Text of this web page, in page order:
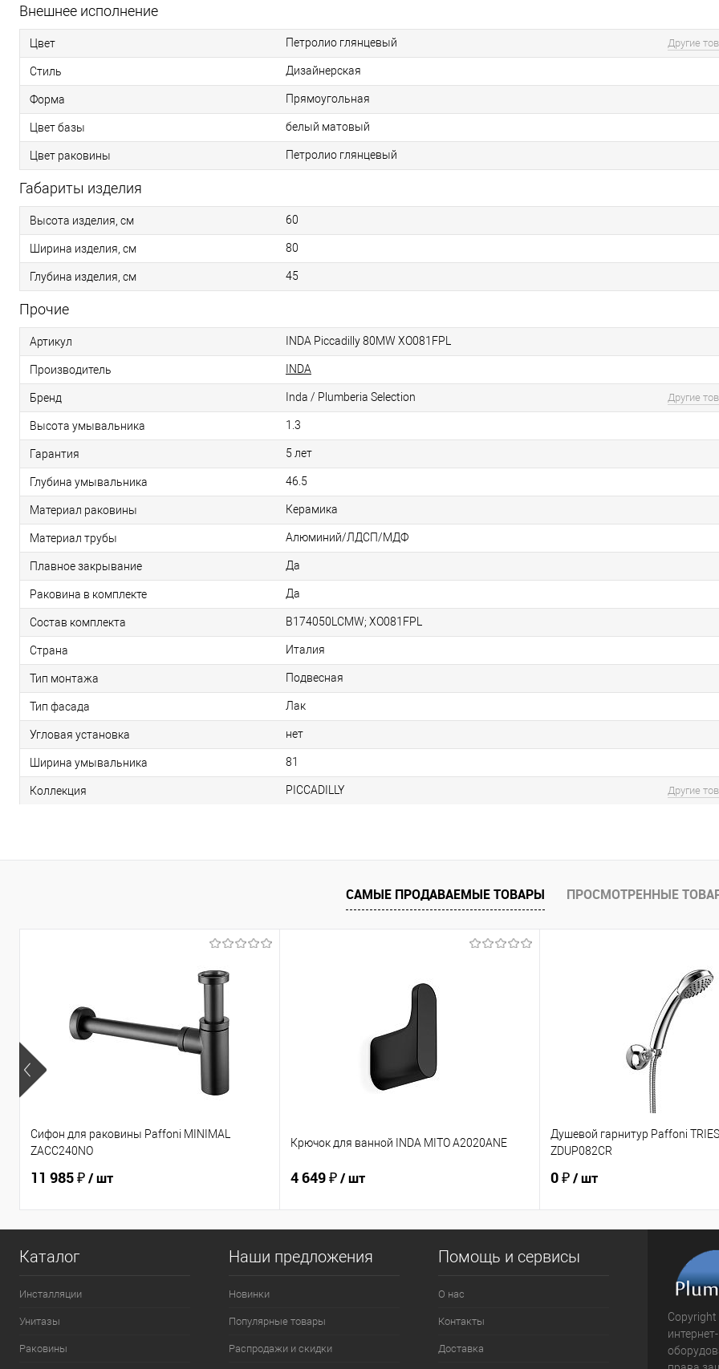
Внешнее исполнение
Цвет Петролио глянцевый Другие
Стиль Дизайнерская
Форма Прямоугольная
Цвет базы белый матовый
Цвет раковины Петролио глянцевый
Габариты изделия
Высота изделия, см 60
Ширина изделия, см 80
Глубина изделия, см 45
Прочие
Артикул INDA Piccadilly 80MW XO081FPL
Производитель INDA
Бренд Inda / Plumberia Selection Другие
Высота умывальника 1.3
Гарантия 5 лет
Глубина умывальника 46.5
Материал раковины Керамика
Материал трубы Алюминий/ЛДСП/МДФ
Плавное закрывание Да
Раковина в комплекте Да
Состав комплекта B174050LCMW; XO081FPL
Страна Италия
Тип монтажа Подвесная
Тип фасада Лак
Угловая установка нет
Ширина умывальника 81
Коллекция PICCADILLY Другие
САМЫЕ ПРОДАВАЕМЫЕ ТОВАРЫ ПРОСМОТРЕННЫЕ
Сифон для раковины Paffoni MINIMAL
ZACC240NO
11 985 ₽/ шт
Крючок для ванной INDA MITO A2020ANE
4 649 ₽/ шт
Душевой гарнитур Paffoni
ZDUP082CR
0 ₽/ шт
Каталог
Инсталляции
Унитазы
Раковины
Наши предложения
Новинки
Популярные товары
Распродажи и скидки
Помощь и сервисы
О нас
Контакты
Доставка